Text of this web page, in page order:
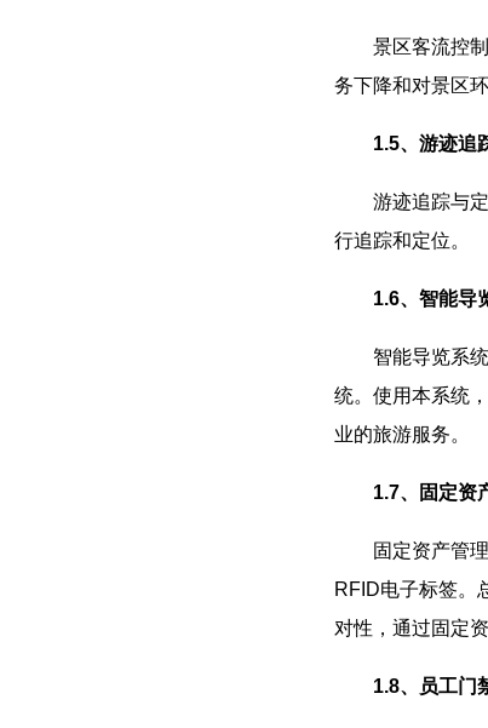
景区客流控制
务下降和对景区
1.5、游迹追
游迹追踪与定
行追踪和定位。
1.6、智能导
智能导览系统
统。使用本系统
业的旅游服务。
1.7、固定资
固定资产管理
RFID电子标签。
对性，通过固定
1.8、员工门